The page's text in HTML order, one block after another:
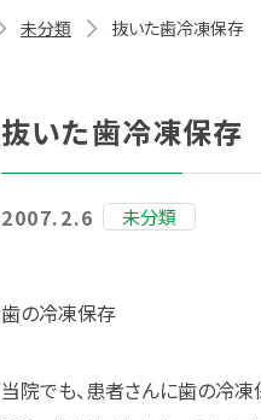
未分類 抜いた歯冷凍保存
抜いた歯冷凍保存
2007.2.6 未分類
歯の冷凍保存
当院でも、患者さんに歯の冷